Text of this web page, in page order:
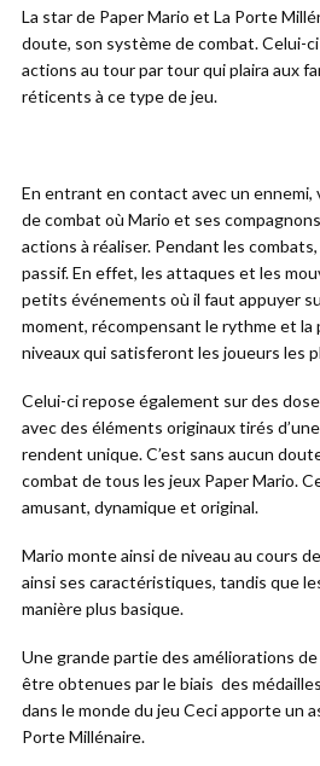
La star de Paper Mario et La Porte
doute, son système de combat. Celui-
actions au tour par tour qui plaira aux
réticents à ce type de jeu.
En entrant en contact avec un ennemi,
de combat où Mario et ses
actions à réaliser. Pendant les
passif. En effet, les attaques et les
petits événements où il faut appuyer
moment, récompensant le rythme et la
niveaux qui satisferont les joueurs les
Celui-ci repose également sur des
avec des éléments originaux tirés
rendent unique. C’est sans aucun
combat de tous les jeux Paper Mario.
amusant, dynamique et original.
Mario monte ainsi de niveau au cours
ainsi ses caractéristiques, tandis que
manière plus basique.
Une grande partie des améliorations
être obtenues par le biais des
dans le monde du jeu Ceci apporte un
Porte Millénaire.